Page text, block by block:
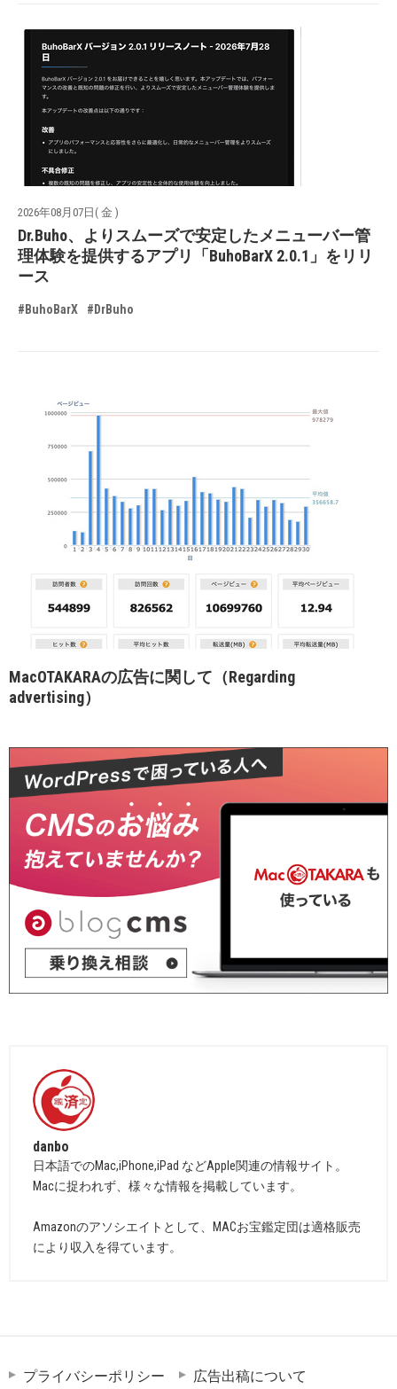
2026年08月07日( 金 )
Dr.Buho、よりスムーズで安定したメニューバー管
理体験を提供するアプリ「BuhoBarX 2.0.1」をリリ
ース
#BuhoBarX #DrBuho
MacOTAKARAの広告に関して（Regarding
advertising）
danbo
日本語でのMac,iPhone,iPad などApple関連の情報サイト。
Macに捉われず、様々な情報を掲載しています。
Amazonのアソシエイトとして、MACお宝鑑定団は適格販売
により収入を得ています。
プライバシーポリシー 広告出稿について